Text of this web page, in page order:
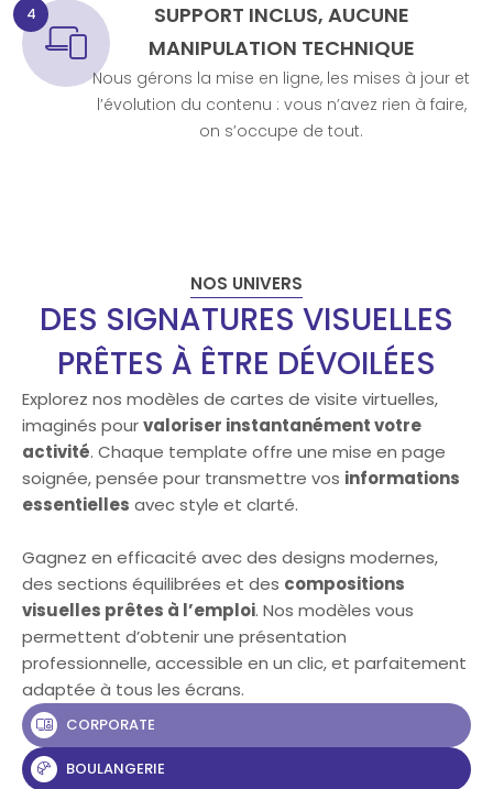
4
SUPPORT INCLUS, AUCUNE
MANIPULATION TECHNIQUE
Nous gérons la mise en ligne, les mises à jour et
l’évolution du contenu : vous n’avez rien à faire,
on s’occupe de tout.
NOS UNIVERS
DES SIGNATURES VISUELLES
PRÊTES À ÊTRE DÉVOILÉES
Explorez nos modèles de cartes de visite virtuelles,
imaginés pourvaloriser instantanément votre
activité. Chaque template offre une mise en page
soignée, pensée pour transmettre vos informations
essentielles avec style et clarté.
Gagnez en efficacité avec des designs modernes,
des sections équilibrées et des compositions
visuelles prêtes à l’emploi. Nos modèles vous
permettent d’obtenir une présentation
professionnelle, accessible en un clic, et parfaitement
adaptée à tous les écrans.
CORPORATE
BOULANGERIE